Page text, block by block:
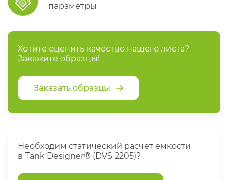
параметры
Хотите оценить качество нашего листа?
Закажите образцы!
Заказать образцы
Необходим статический расчёт ёмкости
в Tank Designer® (DVS 2205)?